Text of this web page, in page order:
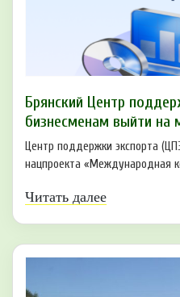
Брянский Центр
бизнесменам выйти
Центр поддержки экспорта
нацпроекта «Международная
Читать далее